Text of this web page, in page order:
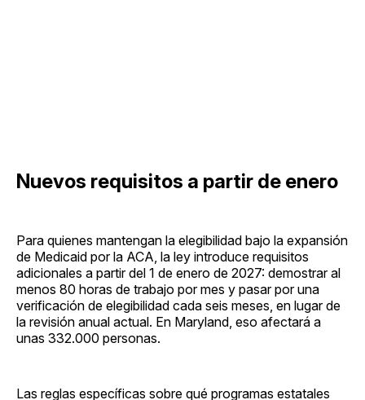
Nuevos requisitos a partir de enero
Para quienes mantengan la elegibilidad bajo la expansión
de Medicaid por la ACA, la ley introduce requisitos
adicionales a partir del 1 de enero de 2027: demostrar al
menos 80 horas de trabajo por mes y pasar por una
verificación de elegibilidad cada seis meses, en lugar de
la revisión anual actual. En Maryland, eso afectará a
unas 332.000 personas.
Las reglas específicas sobre qué programas estatales